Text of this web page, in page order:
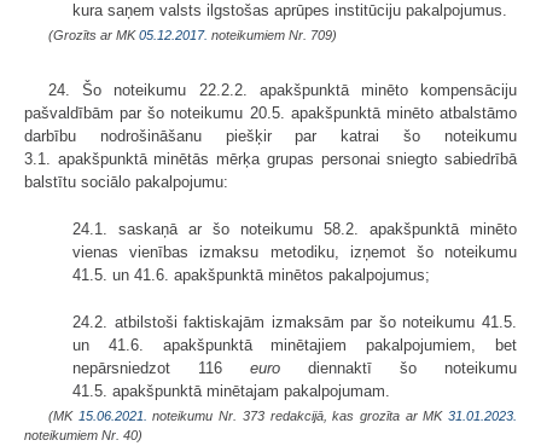
kura saņem valsts ilgstošas aprūpes institūciju pakalpojumus.
(Grozīts ar MK05.12.2017. noteikumiem Nr. 709)
24. Šo noteikumu 22.2.2. apakšpunktā minēto kompensāciju
pašvaldībām par šo noteikumu 20.5. apakšpunktā minēto atbalstāmo
darbību nodrošināšanu piešķir par katrai šo noteikumu
3.1. apakšpunktā minētās mērķa grupas personai sniegto sabiedrībā
balstītu sociālo pakalpojumu:
24.1. saskaņā ar šo noteikumu 58.2. apakšpunktā minēto
vienas vienības izmaksu metodiku, izņemot šo noteikumu
41.5. un 41.6. apakšpunktā minētos pakalpojumus;
24.2. atbilstoši faktiskajām izmaksām par šo noteikumu 41.5.
un 41.6. apakšpunktā minētajiem pakalpojumiem, bet
nepārsniedzot 116 euro diennaktī šo noteikumu
41.5. apakšpunktā minētajam pakalpojumam.
(MK 15.06.2021. noteikumu Nr. 373 redakcijā, kas grozīta ar MK31.01.2023.
noteikumiem Nr. 40)